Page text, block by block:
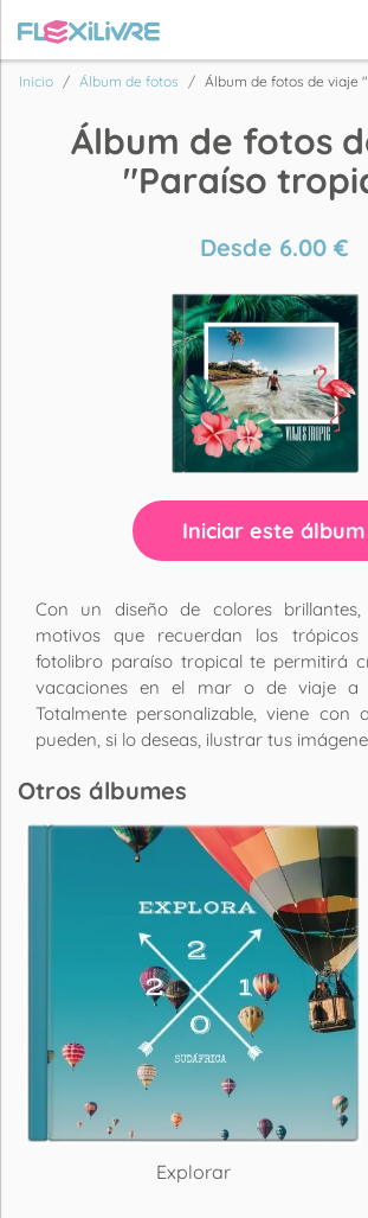
Inicio Álbum de fotos Álbum de fotos de viaje
Álbum de fotos
"Paraíso
Desde 6.00€
Iniciar este álbum
Con un diseño de colores
motivos que recuerdan los
fotolibro paraíso tropical te permitirá
vacaciones en el mar o de viaje a
Totalmente personalizable, viene con
pueden, si lo deseas, ilustrar tus
Otros álbumes
Explorar